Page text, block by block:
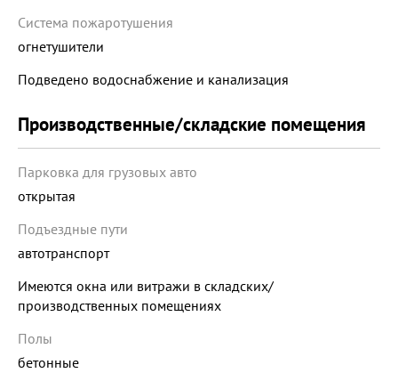
Система пожаротушения
огнетушители
Подведено водоснабжение и канализация
Производственные/складские помещения
Парковка для грузовых авто
открытая
Подъездные пути
автотранспорт
Имеются окна или витражи в складских/
производственных помещениях
Полы
бетонные